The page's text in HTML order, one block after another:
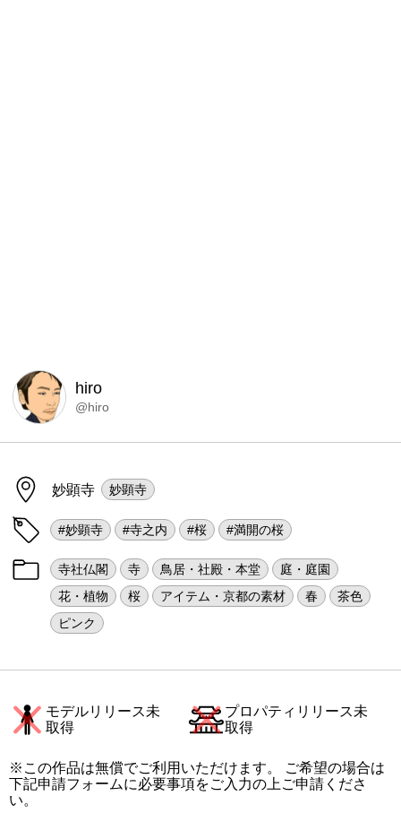
hiro
@hiro
妙顕寺 妙顕寺
#妙顕寺 #寺之内 #桜 #満開の桜
寺社仏閣 寺 鳥居・社殿・本堂
庭・庭園
花・植物
桜 アイテム・京都の素材 春
茶色
ピンク
モデルリリース未
取得
プロパティリリース未
取得
※この作品は無償でご利用いただけます。 ご希望の場合は
下記申請フォームに必要事項をご入力の上ご申請くださ
い。